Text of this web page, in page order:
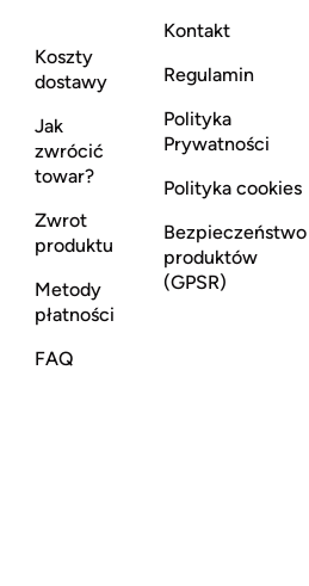
Koszty
dostawy
Jak
zwrócić
towar?
Zwrot
produktu
Metody
płatności
FAQ
Kontakt
Regulamin
Polityka
Prywatności
Polityka cookies
Bezpieczeństwo
produktów
(GPSR)